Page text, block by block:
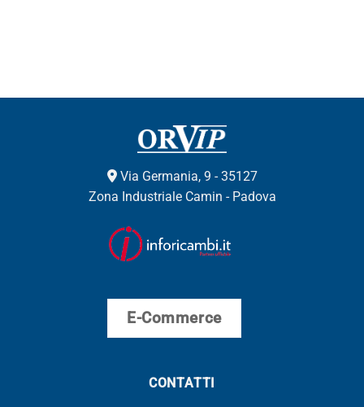
Via Germania, 9 - 35127
Zona Industriale Camin - Padova
E-Commerce
CONTATTI